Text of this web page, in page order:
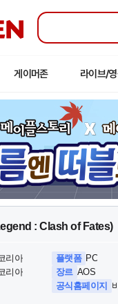
게이머존 라이브/
: Clash of Fates)
리아
리아
플랫폼 PC
장르 AOS
공식홈페이지